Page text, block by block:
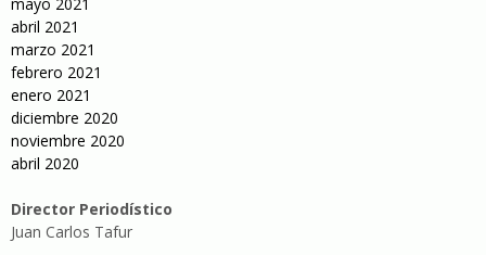
abril 2021
marzo 2021
febrero 2021
enero 2021
diciembre 2020
noviembre 2020
abril 2020
Director Periodístico
Juan Carlos Tafur